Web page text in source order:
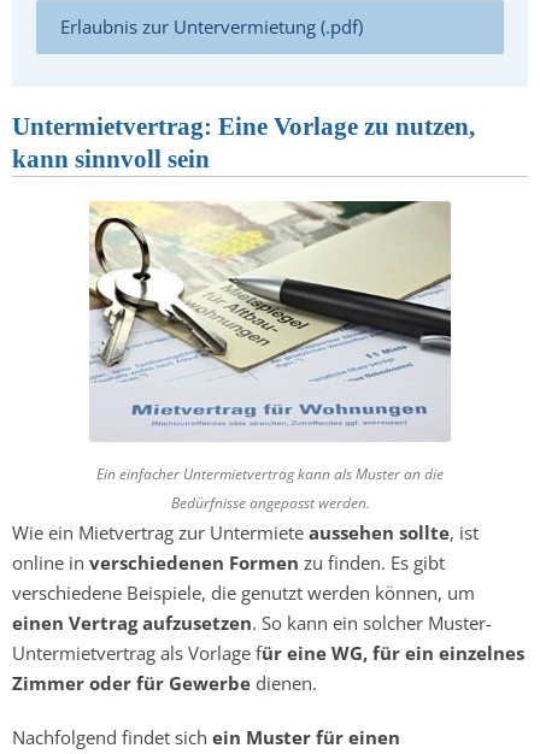
Erlaubnis zur Untervermietung (.pdf)
Untermietvertrag: Eine Vorlage zu nutzen,
kann sinnvoll sein
Ein einfacher Untermietvertrag kann als Muster an die
Bedürfnisse angepasst werden.
Wie ein Mietvertrag zur Untermiete aussehen sollte, ist
online in verschiedenen Formen zu finden. Es gibt
verschiedene Beispiele, die genutzt werden können, um
einen Vertrag aufzusetzen. So kann ein solcher Muster-
Untermietvertrag als Vorlage für eine WG, für ein einzelnes
Zimmer oder für Gewerbe dienen.
Nachfolgend findet sich ein Muster für einen